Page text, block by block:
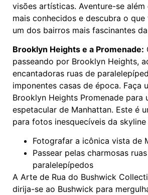
visões artísticas. Aventure-se além
mais conhecidos e descubra o
um dos bairros mais fascinantes
Brooklyn Heights e a Promenade:
passeando por Brooklyn Heights,
encantadoras ruas de
imponentes casas de época. Faça
Brooklyn Heights Promenade para
espetacular de Manhattan. Este é
para fotos inesquecíveis da
Fotografar a icônica vista de
Passear pelas charmosas
paralelepípedos
A Arte de Rua do Bushwick
dirija-se ao Bushwick para